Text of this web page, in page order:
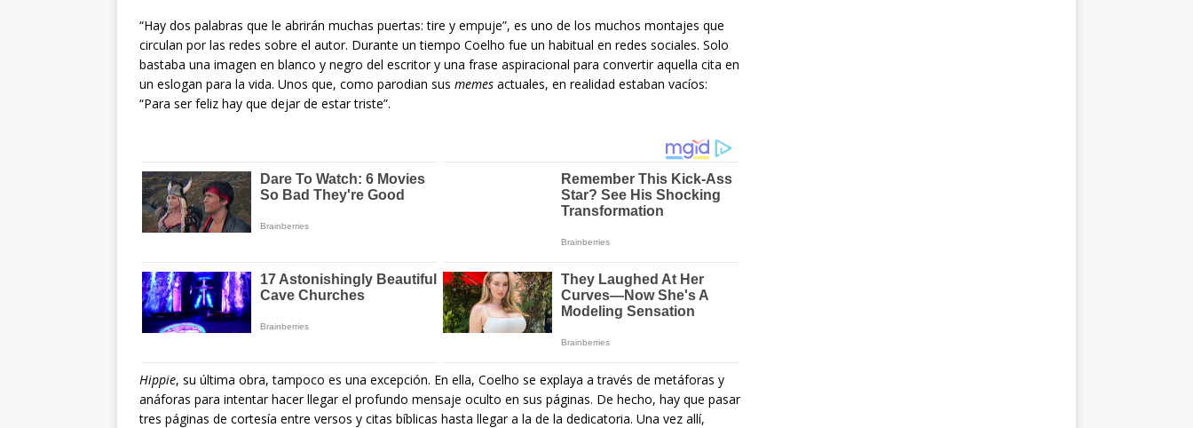
“Hay dos palabras que le abrirán muchas puertas: tire y empuje”, es uno de los muchos montajes que
circulan por las redes sobre el autor. Durante un tiempo Coelho fue un habitual en redes sociales. Solo
bastaba una imagen en blanco y negro del escritor y una frase aspiracional para convertir aquella cita en
un eslogan para la vida. Unos que, como parodian sus memes actuales, en realidad estaban vacíos:
“Para ser feliz hay que dejar de estar triste”.
Hippie, su última obra, tampoco es una excepción. En ella, Coelho se explaya a través de metáforas y
anáforas para intentar hacer llegar el profundo mensaje oculto en sus páginas. De hecho, hay que pasar
tres páginas de cortesía entre versos y citas bíblicas hasta llegar a la de la dedicatoria. Una vez allí,